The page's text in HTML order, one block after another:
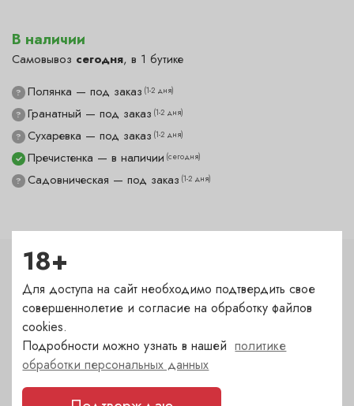
В наличии
Самовывоз сегодня, в 1 бутике
? Гранатный — под заказ (1-2 дня)
? Полянка — под заказ (1-2 дня)
✓ Пречистенка — в наличии (сегодня)
? Садовническая — под заказ (1-2 дня)
? Сухаревка — под заказ (1-2 дня)
Характеристики
Тип
Нож складной
18+
Для доступа на сайт необходимо подтвердить свое
совершеннолетие и согласие на обработку файлов
cookies.
Подробности можно узнать в нашейполитике
обработки персональных данных